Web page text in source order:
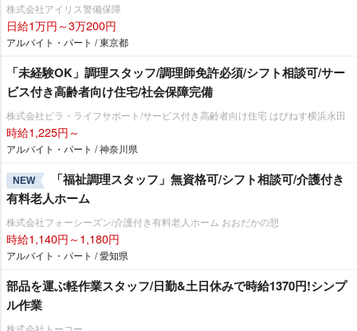
株式会社アイリス警備保障
日給1万円～3万200円
アルバイト・パート / 東京都
「未経験OK」調理スタッフ/調理師免許必須/シフト相談可/サー
ビス付き高齢者向け住宅/社会保障完備
株式会社ビラ・ライフサポート/サービス付き高齢者向け住宅 はぴねす横浜永田
時給1,225円～
アルバイト・パート / 神奈川県
NEW
「福祉調理スタッフ」無資格可/シフト相談可/介護付き
有料老人ホーム
株式会社フォーシーズン/介護付き有料老人ホーム おおだかの憩
時給1,140円～1,180円
アルバイト・パート / 愛知県
部品を運ぶ軽作業スタッフ/日勤&土日休みで時給1370円!シンプ
ル作業
株式会社トーコー